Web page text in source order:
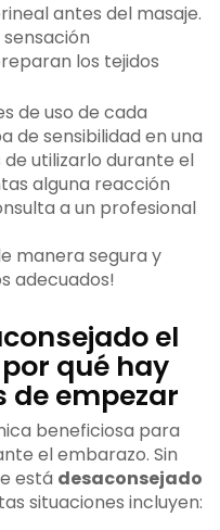
antes del masaje.
los tejidos
de uso de cada
de sensibilidad en una
utilizarlo durante el
alguna reacción
a un profesional
manera segura y
adecuados!
el
qué hay
de empezar
beneficiosa para
el embarazo. Sin
está desaconsejado
situaciones incluyen: